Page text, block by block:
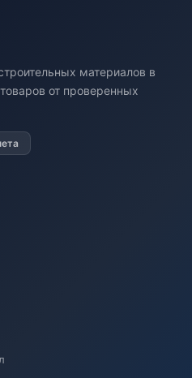
материалов в
от проверенных